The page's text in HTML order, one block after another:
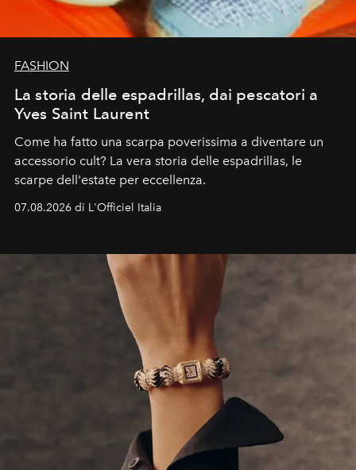
FASHION
La storia delle espadrillas, dai pescatori a
Yves Saint Laurent
Come ha fatto una scarpa poverissima a diventare un
accessorio cult? La vera storia delle espadrillas, le
scarpe dell'estate per eccellenza.
07.08.2026 di L'Officiel Italia